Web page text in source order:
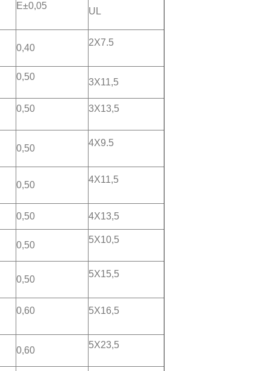
E±0,05
UL
0,40
2X7.5
0,50
3X11,5
0,50 3X13,5
0,50
4X9.5
0,50
4X11,5
0,50 4X13,5
0,50
5X10,5
0,50
5X15,5
0,60 5X16,5
0,60
5X23,5